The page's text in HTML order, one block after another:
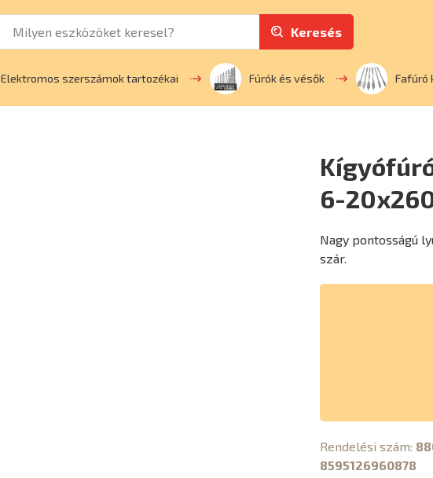
Keresés
Elektromos szerszámok tartozékai Fúrók és vésők Fafúró
6-
Nagy pontosságú
szár.
Rendelési szám:
8595126960878